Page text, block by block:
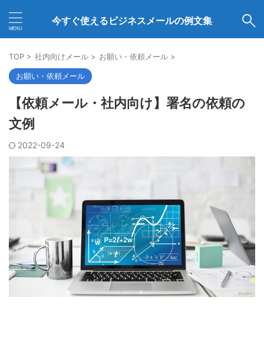
今すぐ使えるビジネスメールの例文集
TOP > 社内向けメール > お願い・依頼メール >
お願い・依頼メール
【依頼メール・社内向け】署名の依頼の
文例
2022-09-24